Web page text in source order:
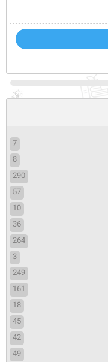
7
8
290
57
10
36
264
3
249
161
18
45
42
49